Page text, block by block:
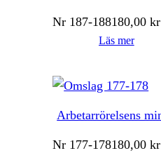
Nr 187-188180,00kr
Läs mer
Arbetarrörelsens
Nr 177-178180,00kr